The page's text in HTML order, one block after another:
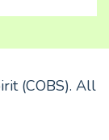
(COBS). All